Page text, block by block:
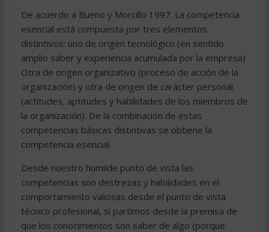
De acuerdo a Bueno y Morcillo 1997. La competencia
esencial está compuesta por tres elementos
distintivos: uno de origen tecnológico (en sentido
amplio saber y experiencia acumulada por la empresa)
Otra de origen organizativo (proceso de acción de la
organización) y otra de origen de carácter personal
(actitudes, aptitudes y habilidades de los miembros de
la organización). De la combinación de estas
competencias básicas distintivas se obtiene la
competencia esencial.
Desde nuestro humilde punto de vista las
competencias son destrezas y habilidades en el
comportamiento valiosas desde el punto de vista
técnico profesional, si partimos desde la premisa de
que los conocimientos son saber de algo (porque